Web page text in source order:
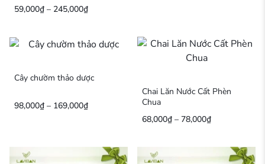
59,000₫ – 245,000₫
Cây chườm thảo dược
98,000₫ – 169,000₫
Chai Lăn Nước Cất Phèn
Chua
68,000₫ – 78,000₫